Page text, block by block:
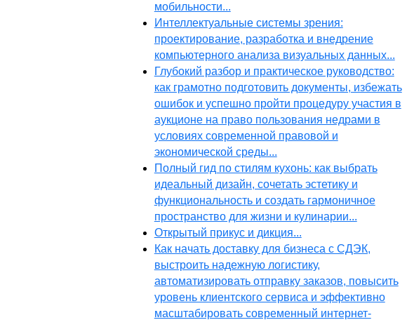
мобильности...
Интеллектуальные системы зрения:
проектирование, разработка и внедрение
компьютерного анализа визуальных данных...
Глубокий разбор и практическое руководство:
как грамотно подготовить документы, избежать
ошибок и успешно пройти процедуру участия в
аукционе на право пользования недрами в
условиях современной правовой и
экономической среды...
Полный гид по стилям кухонь: как выбрать
идеальный дизайн, сочетать эстетику и
функциональность и создать гармоничное
пространство для жизни и кулинарии...
Открытый прикус и дикция...
Как начать доставку для бизнеса с СДЭК,
выстроить надежную логистику,
автоматизировать отправку заказов, повысить
уровень клиентского сервиса и эффективно
масштабировать современный интернет-